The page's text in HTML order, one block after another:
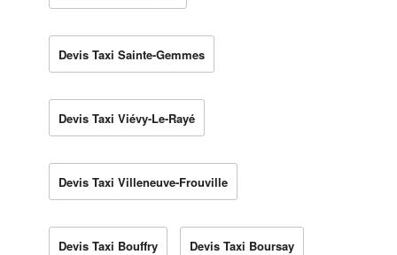
Devis Taxi Sainte-Gemmes
Devis Taxi Viévy-Le-Rayé
Devis Taxi Villeneuve-Frouville
Devis Taxi Bouffry Devis Taxi Boursay